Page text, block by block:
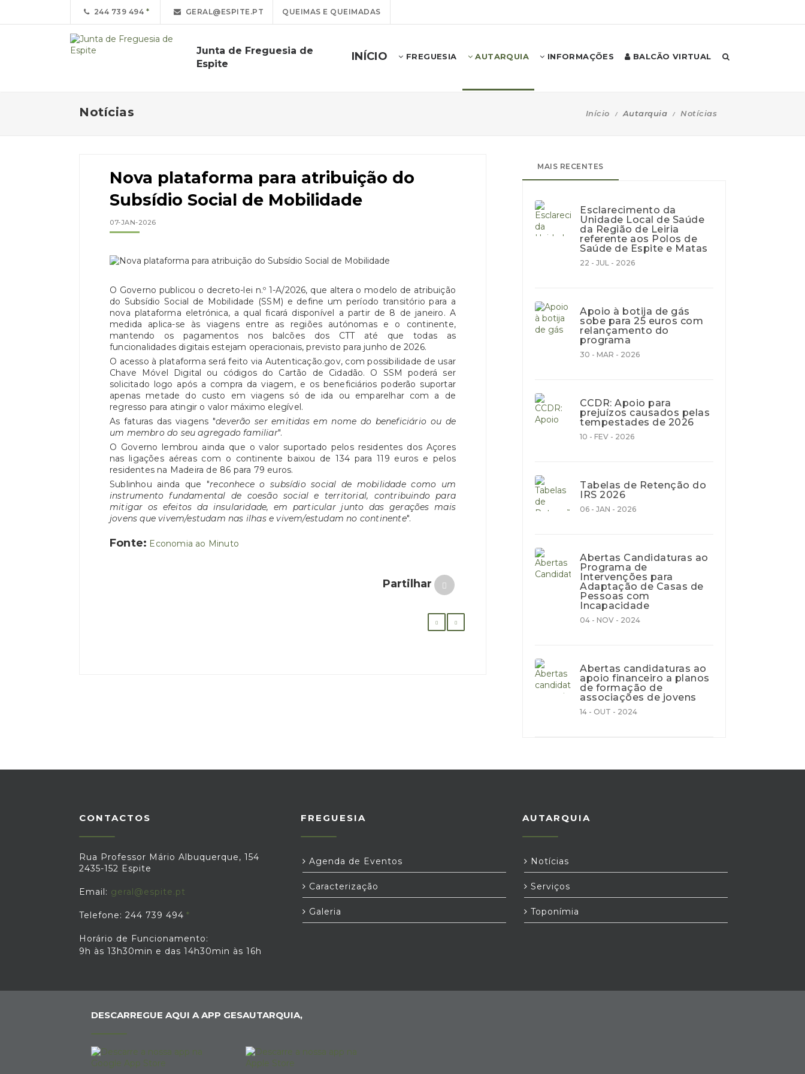
244 739 494 GERAL@ESPITE.PT QUEIMAS E QUEIMADAS
Junta de Freguesia de
Espite
INÍCIO FREGUESIA AUTARQUIA INFORMAÇÕES BALCÃO VIRTUAL
Notícias Início Autarquia Notícias
Nova plataforma para atribuição do
Subsídio Social de Mobilidade
07-JAN-2026
O Governo publicou o decreto-lei n.º 1-A/2026, que altera o modelo de atribuição
do Subsídio Social de Mobilidade (SSM) e define um período transitório para a
nova plataforma eletrónica, a qual ficará disponível a partir de 8 de janeiro. A
medida aplica-se às viagens entre as regiões autónomas e o continente,
mantendo os pagamentos nos balcões dos CTT até que todas as
funcionalidades digitais estejam operacionais, previsto para junho de 2026.
O acesso à plataforma será feito via Autenticação.gov, com possibilidade de usar
Chave Móvel Digital ou códigos do Cartão de Cidadão. O SSM poderá ser
solicitado logo após a compra da viagem, e os beneficiários poderão suportar
apenas metade do custo em viagens só de ida ou emparelhar com a de
regresso para atingir o valor máximo elegível.
As faturas das viagens "deverão ser emitidas em nome do beneficiário ou de
um membro do seu agregado familiar".
O Governo lembrou ainda que o valor suportado pelos residentes dos Açores
nas ligações aéreas com o continente baixou de 134 para 119 euros e pelos
residentes na Madeira de 86 para 79 euros.
Sublinhou ainda que "reconhece o subsídio social de mobilidade como um
instrumento fundamental de coesão social e territorial, contribuindo para
mitigar os efeitos da insularidade, em particular junto das gerações mais
jovens que vivem/estudam nas ilhas e vivem/estudam no continente".
Fonte: Economia ao Minuto
Partilhar
MAIS RECENTES
Esclarecimento da
Unidade Local de Saúde
da Região de Leiria
referente aos Polos de
Saúde de Espite e Matas
22 - JUL - 2026
Apoio à botija de gás
sobe para 25 euros com
relançamento do
programa
30 - MAR - 2026
CCDR: Apoio para
prejuízos causados pelas
tempestades de 2026
10 - FEV - 2026
Tabelas de Retenção do
IRS 2026
06 - JAN - 2026
Abertas Candidaturas ao
Programa de
Intervenções para
Adaptação de Casas de
Pessoas com
Incapacidade
04 - NOV - 2024
Abertas candidaturas ao
apoio financeiro a planos
de formação de
associações de jovens
14 - OUT - 2024
CONTACTOS
Rua Professor Mário Albuquerque, 154
2435-152 Espite
Email: geral@espite.pt
Telefone: 244 739 494
Horário de Funcionamento:
9h às 13h30min e das 14h30min às 16h
FREGUESIA
Agenda de Eventos
Caracterização
Galeria
AUTARQUIA
Notícias
Serviços
Toponímia
DESCARREGUE AQUI A APP GESAUTARQUIA,